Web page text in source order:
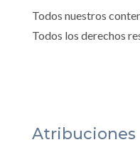
Todos nuestros
Todos los derechos
Atribuciones